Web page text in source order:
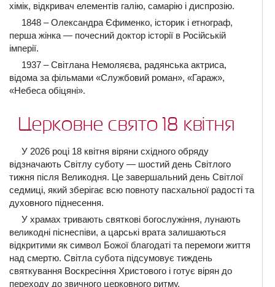
хімік, відкривач елементів галію, самарію і диспрозію.
1848 – Олександра Єфименко, історик і етнограф,
перша жінка — почесний доктор історії в Російській
імперії.
1937 – Світлана Немоляєва, радянська актриса,
відома за фільмами «Службовий роман», «Гараж»,
«Небеса обіцяні».
Церковне свято 18 квітня
У 2026 році 18 квітня віряни східного обряду
відзначають Світлу суботу — шостий день Світлого
тижня після Великодня. Це завершальний день Світлої
седмиці, який зберігає всю повноту пасхальної радості та
духовного піднесення.
У храмах тривають святкові богослужіння, лунають
великодні піснеспіви, а царські врата залишаються
відкритими як символ Божої благодаті та перемоги життя
над смертю. Світла субота підсумовує тиждень
святкування Воскресіння Христового і готує вірян до
переходу до звичного церковного ритму.